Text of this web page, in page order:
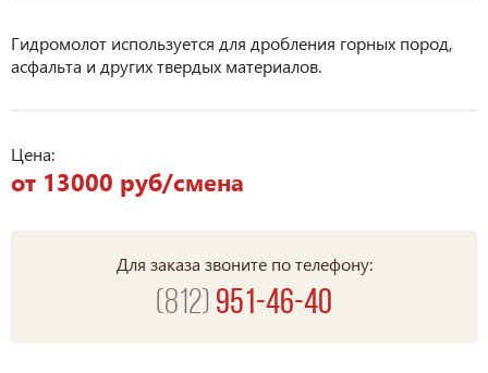
Гидромолот используется для дробления горных пород,
асфальта и других твердых материалов.
Цена:
от 13000 руб/смена
Для заказа звоните по телефону:
(812) 951-46-40